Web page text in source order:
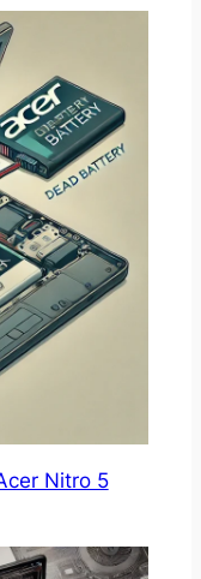
Nitro 5